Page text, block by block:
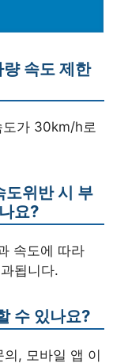
속도 제한
도가 30km/h로
도위반 시 부
요?
속도에 따라
됩니다.
수 있나요?
, 모바일 앱 이